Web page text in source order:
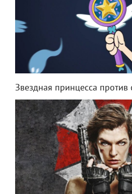
Звездная принцесса против